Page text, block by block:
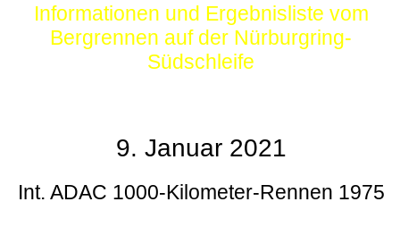
Informationen und Ergebnisliste vom
Bergrennen auf der Nürburgring-
Südschleife
9. Januar 2021
Int. ADAC 1000-Kilometer-Rennen 1975